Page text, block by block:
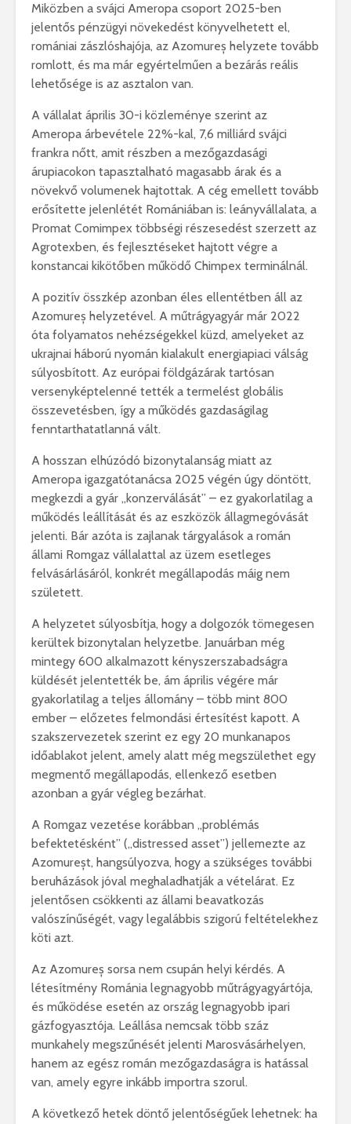
Miközben a svájci Ameropa csoport 2025-ben
jelentős pénzügyi növekedést könyvelhetett el,
romániai zászlóshajója, az Azomureș helyzete tovább
romlott, és ma már egyértelműen a bezárás reális
lehetősége is az asztalon van.
A vállalat április 30-i közleménye szerint az
Ameropa árbevétele 22%-kal, 7,6 milliárd svájci
frankra nőtt, amit részben a mezőgazdasági
árupiacokon tapasztalható magasabb árak és a
növekvő volumenek hajtottak. A cég emellett tovább
erősítette jelenlétét Romániában is: leányvállalata, a
Promat Comimpex többségi részesedést szerzett az
Agrotexben, és fejlesztéseket hajtott végre a
konstancai kikötőben működő Chimpex terminálnál.
A pozitív összkép azonban éles ellentétben áll az
Azomureș helyzetével. A műtrágyagyár már 2022
óta folyamatos nehézségekkel küzd, amelyeket az
ukrajnai háború nyomán kialakult energiapiaci válság
súlyosbított. Az európai földgázárak tartósan
versenyképtelenné tették a termelést globális
összevetésben, így a működés gazdaságilag
fenntarthatatlanná vált.
A hosszan elhúzódó bizonytalanság miatt az
Ameropa igazgatótanácsa 2025 végén úgy döntött,
megkezdi a gyár „konzerválását” – ez gyakorlatilag a
működés leállítását és az eszközök állagmegóvását
jelenti. Bár azóta is zajlanak tárgyalások a román
állami Romgaz vállalattal az üzem esetleges
felvásárlásáról, konkrét megállapodás máig nem
született.
A helyzetet súlyosbítja, hogy a dolgozók tömegesen
kerültek bizonytalan helyzetbe. Januárban még
mintegy 600 alkalmazott kényszerszabadságra
küldését jelentették be, ám április végére már
gyakorlatilag a teljes állomány – több mint 800
ember – előzetes felmondási értesítést kapott. A
szakszervezetek szerint ez egy 20 munkanapos
időablakot jelent, amely alatt még megszülethet egy
megmentő megállapodás, ellenkező esetben
azonban a gyár végleg bezárhat.
A Romgaz vezetése korábban „problémás
befektetésként” („distressed asset”) jellemezte az
Azomureșt, hangsúlyozva, hogy a szükséges további
beruházások jóval meghaladhatják a vételárat. Ez
jelentősen csökkenti az állami beavatkozás
valószínűségét, vagy legalábbis szigorú feltételekhez
köti azt.
Az Azomureș sorsa nem csupán helyi kérdés. A
létesítmény Románia legnagyobb műtrágyagyártója,
és működése esetén az ország legnagyobb ipari
gázfogyasztója. Leállása nemcsak több száz
munkahely megszűnését jelenti Marosvásárhelyen,
hanem az egész román mezőgazdaságra is hatással
van, amely egyre inkább importra szorul.
A következő hetek döntő jelentőségűek lehetnek: ha